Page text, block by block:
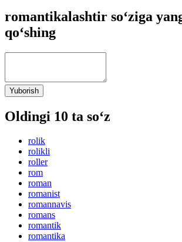
romantikalashtir so‘ziga
qo‘shing
Yuborish
Oldingi 10 ta so‘z
rolik
rolikli
roller
rom
roman
romanist
romannavis
romans
romantik
romantika